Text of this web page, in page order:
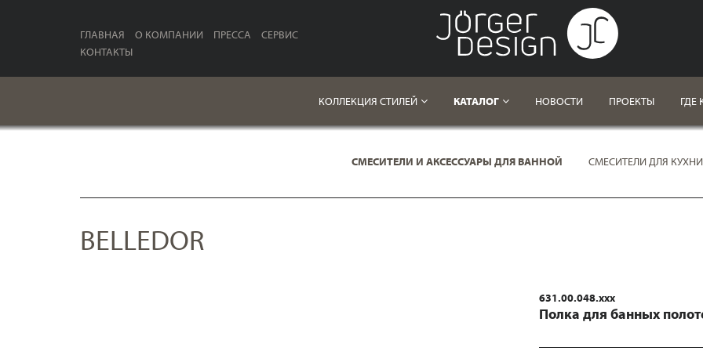
ГЛАВНАЯ О КОМПАНИИ ПРЕССА
СЕРВИС
КОНТАКТЫ
КОЛЛЕКЦИЯ СТИЛЕЙ КАТАЛОГ НОВОСТИ ПРОЕКТЫ ГДЕ
СМЕСИТЕЛИ И АКСЕССУАРЫ ДЛЯ ВАННОЙ СМЕСИТЕЛИ ДЛЯ КУХНИ
BELLEDOR
631.00.048.xxx
Полка для банных